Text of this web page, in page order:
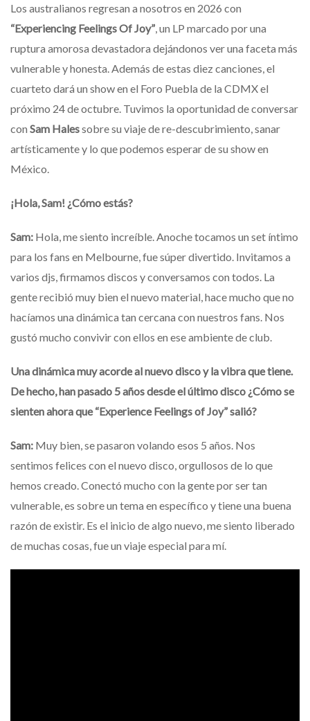
Los australianos regresan a nosotros en 2026 con
“Experiencing Feelings Of Joy” , un LP marcado por una
ruptura amorosa devastadora dejándonos ver una faceta más
vulnerable y honesta. Además de estas diez canciones, el
cuarteto dará un show en el Foro Puebla de la CDMX el
próximo 24 de octubre. Tuvimos la oportunidad de conversar
con Sam Halessobre su viaje de re-descubrimiento, sanar
artísticamente y lo que podemos esperar de su show en
México.
¡Hola, Sam! ¿Cómo estás?
Sam: Hola, me siento increíble. Anoche tocamos un set íntimo
para los fans en Melbourne, fue súper divertido. Invitamos a
varios djs, firmamos discos y conversamos con todos. La
gente recibió muy bien el nuevo material, hace mucho que no
hacíamos una dinámica tan cercana con nuestros fans. Nos
gustó mucho convivir con ellos en ese ambiente de club.
Una dinámica muy acorde al nuevo disco y la vibra que tiene.
De hecho, han pasado 5 años desde el último disco ¿Cómo se
sienten ahora que “Experience Feelings of Joy” salió?
Sam: Muy bien, se pasaron volando esos 5 años. Nos
sentimos felices con el nuevo disco, orgullosos de lo que
hemos creado. Conectó mucho con la gente por ser tan
vulnerable, es sobre un tema en específico y tiene una buena
razón de existir. Es el inicio de algo nuevo, me siento liberado
de muchas cosas, fue un viaje especial para mí.